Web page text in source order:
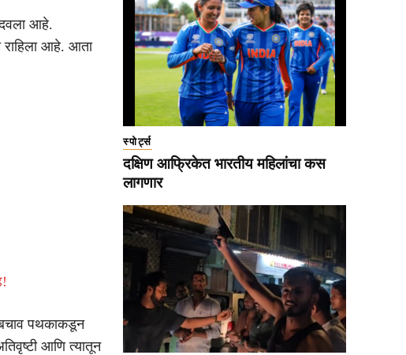
आहे.
राहिला आहे. आता
बचाव पथकाकडून
आणि त्यातून
स्पोर्ट्स
दक्षिण आफ्रिकेत भारतीय महिलांचा कस
लागणार